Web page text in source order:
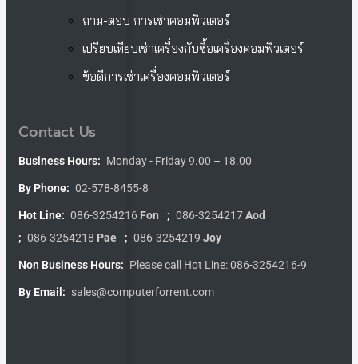
ถาม-ตอบ การเช่าคอมพิวเตอร์
เปรียบเทียบเช่าเครื่องกับซื้อเครื่องคอมพิวเตอร์
ข้อดีการเช่าเครื่องคอมพิวเตอร์
Contact Us
Business Hours: Monday - Friday 9.00 – 18.00
By Phone: 02-578-8455-8
Hot Line: 086-3254216 Fon ; 086-3254217Aod
; 086-3254218 Pae ; 086-3254219 Joy
Non Business Hours: Please call Hot Line: 086-3254216-9
By Email: sales@computerforrent.com